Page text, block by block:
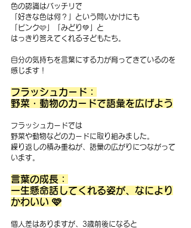
色の認識はバッチリで
「好きな色は何？」という問いかけにも
「ピンク🩷」「みどり💚」と
はっきり答えてくれる子どもたち。
自分の気持ちを言葉にする力が育ってきているのを
感じます！
フラッシュカード：
野菜・動物のカードで語彙を広げよう
フラッシュカードでは
野菜や動物などのカードに取り組みました。
繰り返しの積み重ねが、語彙の広がりにつながって
います。
言葉の成長：
一生懸命話してくれる姿が、なにより
かわいい 🩷
個人差はありますが、3歳前後になると